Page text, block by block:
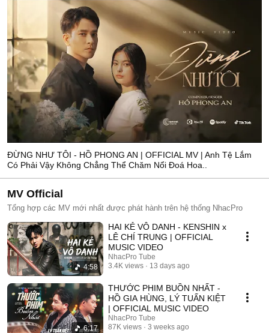
ĐỪNG NHƯ TÔI - HỒ PHONG AN | OFFICIAL MV | Anh Tệ Lắm
Có Phải Vậy Không Chẳng Thể Chăm Nổi Đoá Hoa..
MV Official
Tổng hợp các MV mới nhất được phát hành trên hệ thống NhacPro
4:58
HAI KẺ VÔ DANH - KENSHIN x
LÊ CHÍ TRUNG | OFFICIAL
MUSIC VIDEO
NhacPro Tube
3.4K views
13 days ago
6:17
THƯỚC PHIM BUỒN NHẤT -
HỒ GIA HÙNG, LÝ TUẤN KIỆT
| OFFICIAL MUSIC VIDEO
NhacPro Tube
87K views
3 weeks ago